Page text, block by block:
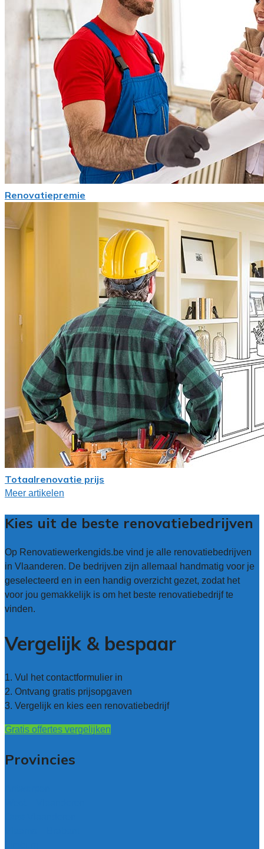
Renovatiepremie
Totaalrenovatie prijs
Meer artikelen
Kies uit de beste renovatiebedrijven
Op Renovatiewerkengids.be vind je alle renovatiebedrijven
in Vlaanderen. De bedrijven zijn allemaal handmatig voor je
geselecteerd en in een handig overzicht gezet, zodat het
voor jou gemakkelijk is om het beste renovatiebedrijf te
vinden.
Vergelijk & bespaar
1. Vul het contactformulier in
2. Ontvang gratis prijsopgaven
3. Vergelijk en kies een renovatiebedrijf
Gratis offertes vergelijken
Provincies